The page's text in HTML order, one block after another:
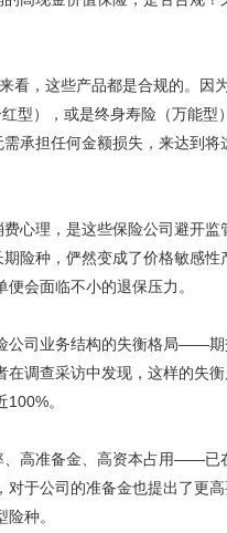
，这些产品都是合规的。因
型），或是终身寿险（万能型
承担任何金额损失，来达到将
理，是这些保险公司避开监
险种，俨然变成了价格敏感性
会面临不小的退保压力。
司业务结构的失衡格局——期
调查采访中发现，这样的失
。
高准备金、高资本占用——已
于公司的准备金也提出了更
种。